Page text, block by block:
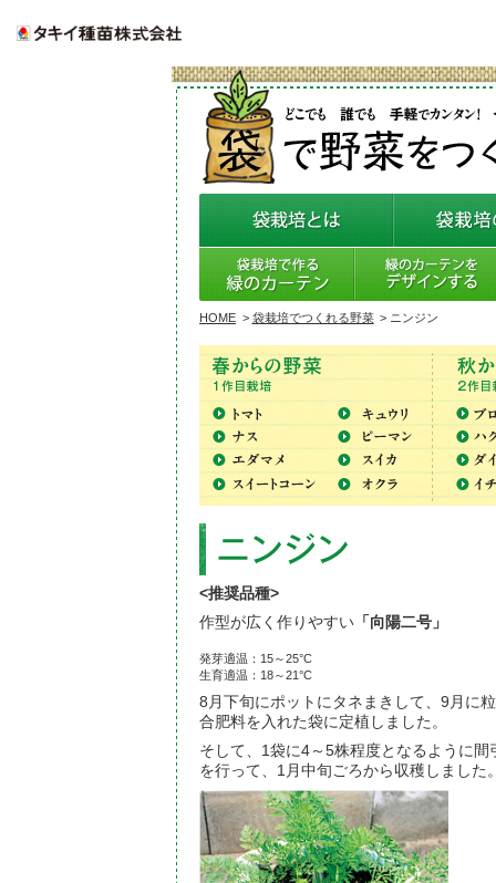
HOME > 袋栽培でつくれる野菜 > ニンジン
<推奨品種>
作型が広く作りやすい 「向陽二号」
発芽適温： 15～25°C
生育適温： 18～21°C
8月下旬にポットにタネまきして、9月に
合肥料を入れた袋に定植しました。
そして、1袋に4～5株程度となるように間
を行って、1月中旬ごろから収穫しました